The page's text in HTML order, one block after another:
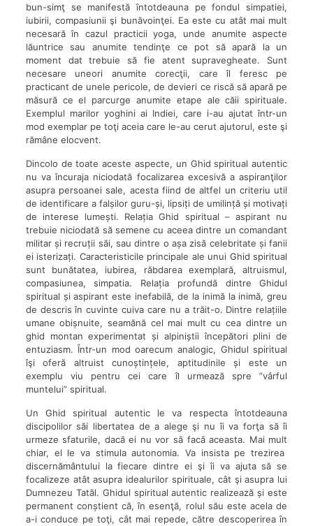
bun-simţ se manifestă întotdeauna pe fondul simpatiei,
iubirii, compasiunii şi bunăvoinţei. Ea este cu atât mai mult
necesară în cazul practicii yoga, unde anumite aspecte
lăuntrice sau anumite tendinţe ce pot să apară la un
moment dat trebuie să fie atent supravegheate. Sunt
necesare uneori anumite corecţii, care îl feresc pe
practicant de unele pericole, de devieri ce riscă să apară pe
măsură ce el parcurge anumite etape ale căii spirituale.
Exemplul marilor yoghini ai Indiei, care i-au ajutat într-un
mod exemplar pe toţi aceia care le-au cerut ajutorul, este şi
rămâne elocvent.
Dincolo de toate aceste aspecte, un Ghid spiritual autentic
nu va încuraja niciodată focalizarea excesivă a aspiranţilor
asupra persoanei sale, acesta fiind de altfel un criteriu util
de identificare a falșilor guru-și, lipsiți de umilință și motivați
de interese lumești. Relația Ghid spiritual – aspirant nu
trebuie niciodată să semene cu aceea dintre un comandant
militar și recruții săi, sau dintre o așa zisă celebritate și fanii
ei isterizați. Caracteristicile principale ale unui Ghid spiritual
sunt bunătatea, iubirea, răbdarea exemplară, altruismul,
compasiunea, simpatia. Relația profundă dintre Ghidul
spiritual și aspirant este inefabilă, de la inimă la inimă, greu
de descris în cuvinte cuiva care nu a trăit-o. Dintre relațiile
umane obișnuite, seamănă cel mai mult cu cea dintre un
ghid montan experimentat și alpiniștii începători plini de
entuziasm. Într-un mod oarecum analogic, Ghidul spiritual
îşi oferă altruist cunoștințele, aptitudinile și este un
exemplu viu pentru cei care îl urmează spre ”vârful
muntelui” spiritual.
Un Ghid spiritual autentic le va respecta întotdeauna
discipolilor săi libertatea de a alege şi nu îi va forţa să îi
urmeze sfaturile, dacă ei nu vor să facă aceasta. Mai mult
chiar, el le va stimula autonomia. Va insista pe trezirea
discernământului la fiecare dintre ei şi îi va ajuta să se
focalizeze atât asupra idealurilor spirituale, cât şi asupra lui
Dumnezeu Tatăl. Ghidul spiritual autentic realizează și este
permanent conștient că, în esenţă, rolul său este acela de
a-i conduce pe toţi, cât mai repede, către descoperirea în